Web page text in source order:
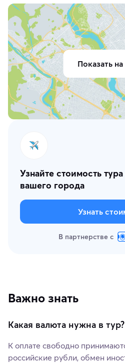
Показать
Узнайте стоимость
вашего города
Узнать
В партнерстве с
Важно знать
Какая валюта нужна в тур?
К оплате свободно
российские рубли, обмен